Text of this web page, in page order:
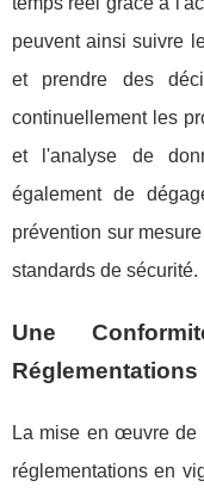
peuvent ainsi suivre
et prendre des
continuellement les
et l'analyse de
également de
prévention sur
standards de sécurité.
Une
La mise en œuvre de
réglementations en